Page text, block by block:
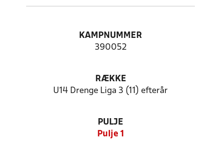
KAMPNUMMER
390052
RÆKKE
U14 Drenge Liga 3 (11) efterår
PULJE
Pulje 1